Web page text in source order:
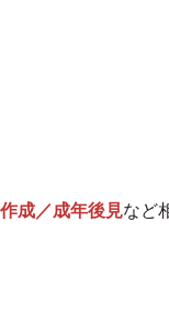
成／成年後見など